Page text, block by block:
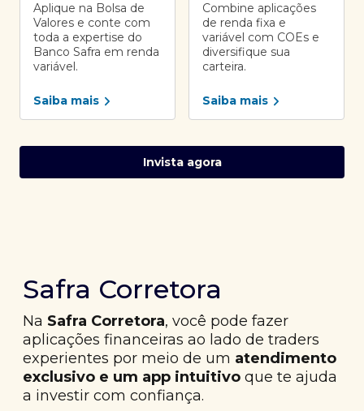
Aplique na Bolsa de
Valores e conte com
toda a expertise do
Banco Safra em renda
variável.
Saiba mais
Combine aplicações
de renda fixa e
variável com COEs e
diversifique sua
carteira.
Saiba mais
Invista agora
Safra Corretora
Na Safra Corretora, você pode fazer
aplicações financeiras ao lado de traders
experientes por meio de um atendimento
exclusivo e um app intuitivo que te ajuda
a investir com confiança.